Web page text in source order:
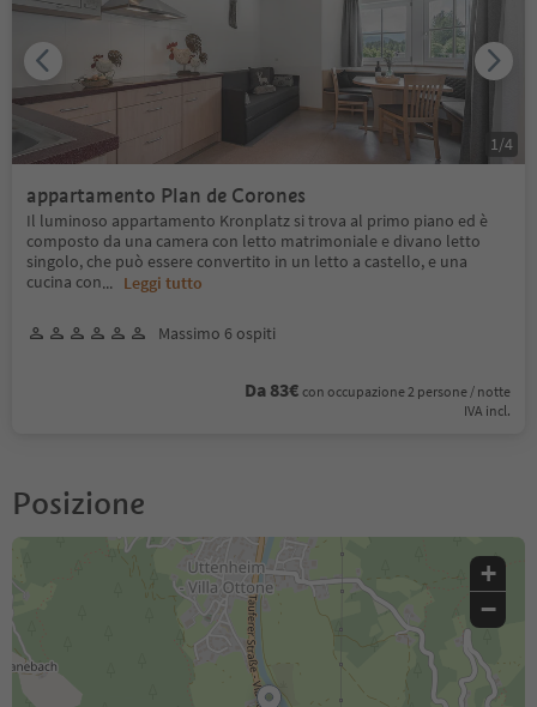
appartamento Plan de Corones
Il luminoso appartamento Kronplatz si trova al primo piano ed è
composto da una camera con letto matrimoniale e divano letto
singolo, che può essere convertito in un letto a castello, e una
cucina con... Leggi tutto
Massimo 6 ospiti
Da 83€ con occupazione 2 persone / notte
IVA incl.
1 /4
Posizione
+
−